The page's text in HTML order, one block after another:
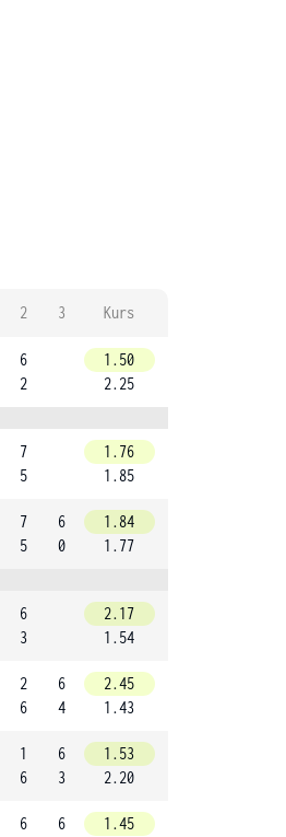
2 3 Kurs
6
2
1.50
2.25
7
5
1.76
1.85
7
5
6
0
1.84
1.77
6
3
2.17
1.54
2
6
6
4
2.45
1.43
1
6
6
3
1.53
2.20
6
6
1.45